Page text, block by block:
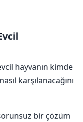
hayvanın kimde
karşılanacağını
bir çözüm